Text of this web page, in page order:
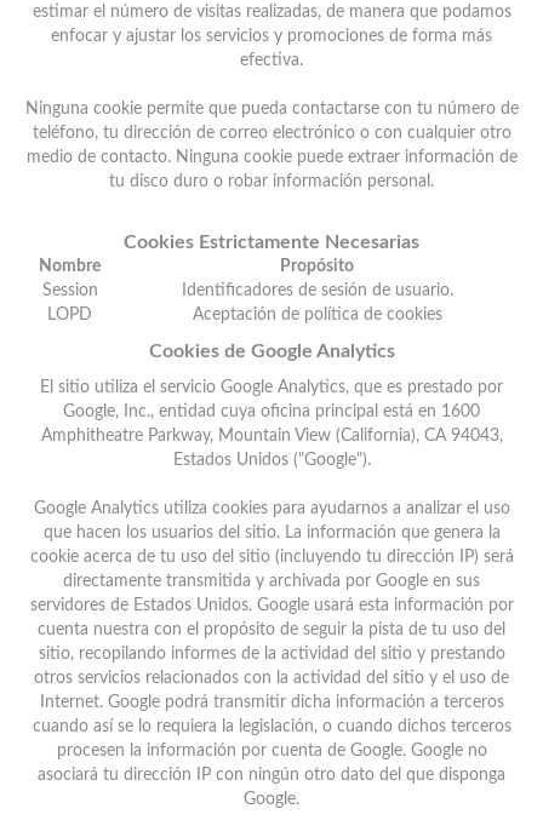
estimar el número de visitas realizadas, de manera que podamos
enfocar y ajustar los servicios y promociones de forma más
efectiva.
Ninguna cookie permite que pueda contactarse con tu número de
teléfono, tu dirección de correo electrónico o con cualquier otro
medio de contacto. Ninguna cookie puede extraer información de
tu disco duro o robar información personal.
Cookies Estrictamente Necesarias
Nombre
Propósito
Session
Identificadores de sesión de usuario.
LOPD
Aceptación de política de cookies
Cookies de Google Analytics
El sitio utiliza el servicio Google Analytics, que es prestado por
Google, Inc., entidad cuya oficina principal está en 1600
Amphitheatre Parkway, Mountain View (California), CA 94043,
Estados Unidos ("Google").
Google Analytics utiliza cookies para ayudarnos a analizar el uso
que hacen los usuarios del sitio. La información que genera la
cookie acerca de tu uso del sitio (incluyendo tu dirección IP) será
directamente transmitida y archivada por Google en sus
servidores de Estados Unidos. Google usará esta información por
cuenta nuestra con el propósito de seguir la pista de tu uso del
sitio, recopilando informes de la actividad del sitio y prestando
otros servicios relacionados con la actividad del sitio y el uso de
Internet. Google podrá transmitir dicha información a terceros
cuando así se lo requiera la legislación, o cuando dichos terceros
procesen la información por cuenta de Google. Google no
asociará tu dirección IP con ningún otro dato del que disponga
Google.